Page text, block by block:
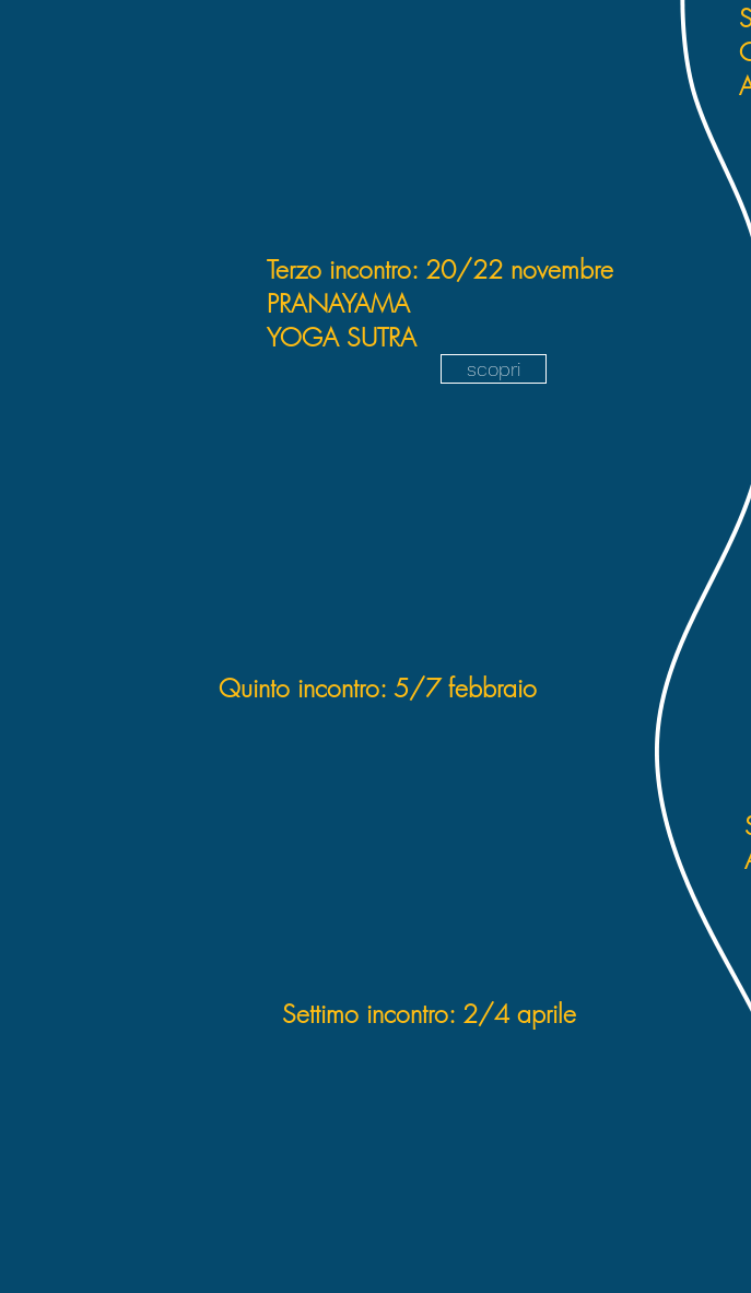
Terzo incontro: 20/22 novembre
PRANAYAMA
YOGA SUTRA
Settimo incontro: 2/4 aprile
Quinto incontro: 5/7 febbraio
scopri